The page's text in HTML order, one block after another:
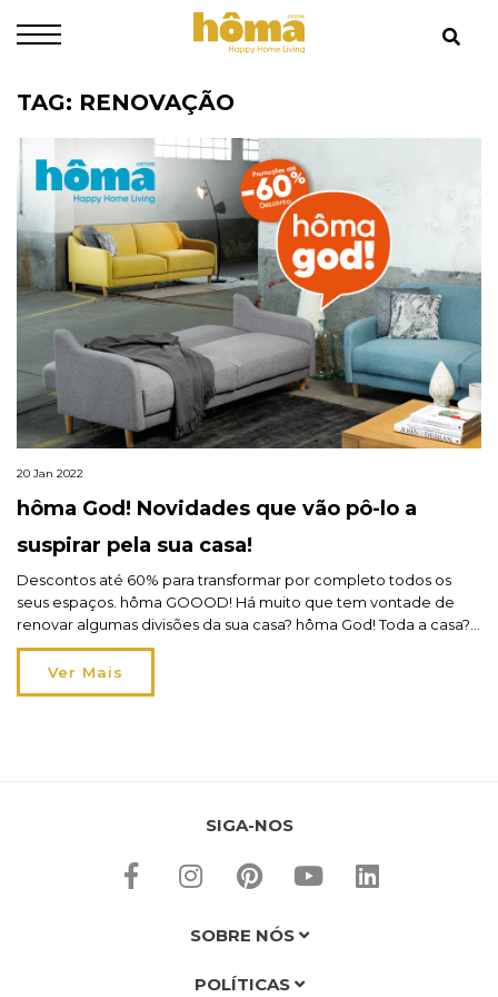
TAG: RENOVAÇÃO
20 Jan 2022
hôma God! Novidades que vão pô-lo a
suspirar pela sua casa!
Descontos até 60% para transformar por completo todos os
seus espaços. hôma GOOOD! Há muito que tem vontade de
renovar algumas divisões da sua casa? hôma God! Toda a casa?
Então, aproveite este arranque de ano para concretizar sonhos
e projetos antigos e dê azo à sua wishlist. A partir de 21 de
janeiro, encontrará […]
Ver Mais
SIGA-NOS
SOBRE NÓS
POLÍTICAS